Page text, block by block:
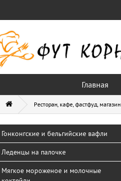
Главная
Ресторан, кафе, фастфуд, магазин
Гонконгские и бельгийские вафли
Леденцы на палочке
Мягкое мороженое и молочные